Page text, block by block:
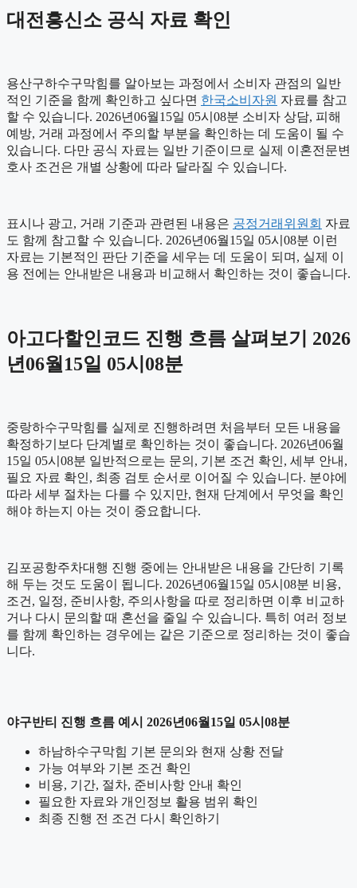
대전흥신소 공식 자료 확인
용산구하수구막힘를 알아보는 과정에서 소비자 관점의 일반
적인 기준을 함께 확인하고 싶다면 한국소비자원 자료를 참고
할 수 있습니다. 2026년06월15일 05시08분 소비자 상담, 피해
예방, 거래 과정에서 주의할 부분을 확인하는 데 도움이 될 수
있습니다. 다만 공식 자료는 일반 기준이므로 실제 이혼전문변
호사 조건은 개별 상황에 따라 달라질 수 있습니다.
표시나 광고, 거래 기준과 관련된 내용은 공정거래위원회 자료
도 함께 참고할 수 있습니다. 2026년06월15일 05시08분 이런
자료는 기본적인 판단 기준을 세우는 데 도움이 되며, 실제 이
용 전에는 안내받은 내용과 비교해서 확인하는 것이 좋습니다.
아고다할인코드 진행 흐름 살펴보기 2026
년06월15일 05시08분
중랑하수구막힘를 실제로 진행하려면 처음부터 모든 내용을
확정하기보다 단계별로 확인하는 것이 좋습니다. 2026년06월
15일 05시08분 일반적으로는 문의, 기본 조건 확인, 세부 안내,
필요 자료 확인, 최종 검토 순서로 이어질 수 있습니다. 분야에
따라 세부 절차는 다를 수 있지만, 현재 단계에서 무엇을 확인
해야 하는지 아는 것이 중요합니다.
김포공항주차대행 진행 중에는 안내받은 내용을 간단히 기록
해 두는 것도 도움이 됩니다. 2026년06월15일 05시08분 비용,
조건, 일정, 준비사항, 주의사항을 따로 정리하면 이후 비교하
거나 다시 문의할 때 혼선을 줄일 수 있습니다. 특히 여러 정보
를 함께 확인하는 경우에는 같은 기준으로 정리하는 것이 좋습
니다.
야구반티 진행 흐름 예시 2026년06월15일 05시08분
하남하수구막힘 기본 문의와 현재 상황 전달
가능 여부와 기본 조건 확인
비용, 기간, 절차, 준비사항 안내 확인
필요한 자료와 개인정보 활용 범위 확인
최종 진행 전 조건 다시 확인하기